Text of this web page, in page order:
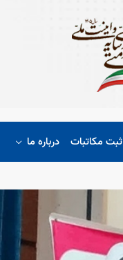
ثبت مکاتبات درباره ما